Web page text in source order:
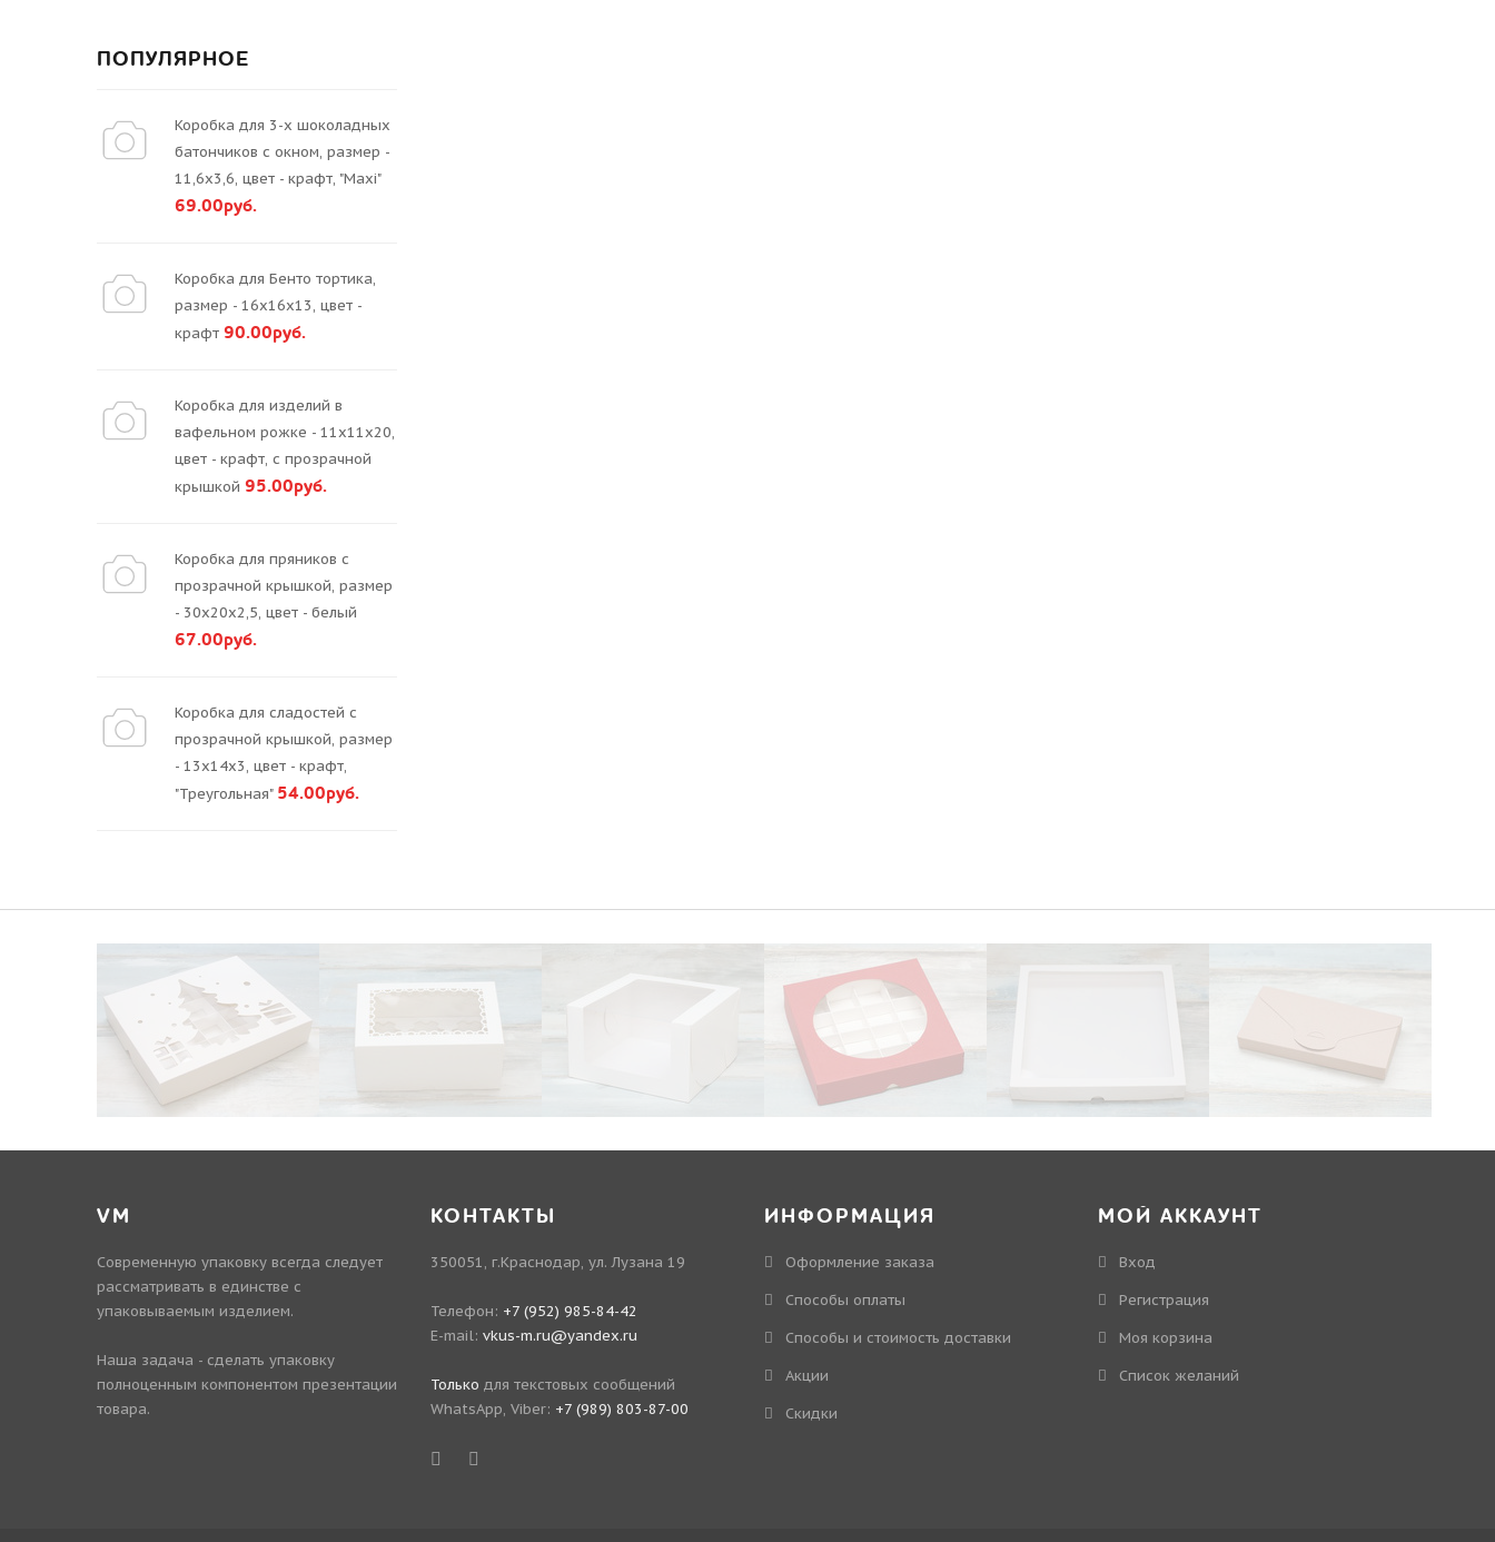
ПОПУЛЯРНОЕ
Коробка для 3-х шоколадных
батончиков с окном, размер -
11,6х3,6, цвет - крафт, "Maxi"
69.00руб.
Коробка для Бенто тортика,
размер - 16х16х13, цвет -
крафт 90.00руб.
Коробка для изделий в
вафельном рожке - 11х11х20,
цвет - крафт, с прозрачной
крышкой 95.00руб.
Коробка для пряников с
прозрачной крышкой, размер
- 30х20х2,5, цвет - белый
67.00руб.
Коробка для сладостей с
прозрачной крышкой, размер
- 13х14х3, цвет - крафт,
"Треугольная" 54.00руб.
VM
Современную упаковку всегда следует
рассматривать в единстве с
упаковываемым изделием.
Наша задача - сделать упаковку
полноценным компонентом презентации
товара.
КОНТАКТЫ
350051, г.Краснодар, ул. Лузана 19
Телефон: +7 (952) 985-84-42
E-mail: vkus-m.ru@yandex.ru
Только для текстовых сообщений
WhatsApp, Viber: +7 (989) 803-87-00
ИНФОРМАЦИЯ
Оформление заказа
Способы оплаты
Способы и стоимость доставки
Акции
Скидки
МОЙ АККАУНТ
Вход
Регистрация
Моя корзина
Cписок желаний